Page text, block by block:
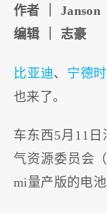
作者 ｜ Janson
编辑 ｜ 志豪
比亚迪、 宁德
也来了。
车东西5月11
气资源委员会
mi量产版的电池